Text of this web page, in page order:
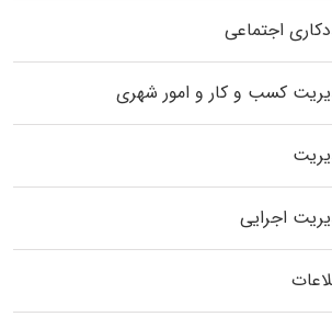
اجتماعی
کسب و کار و امور شهری
اجرایی